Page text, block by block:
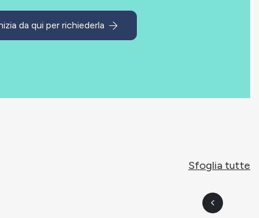
da qui per richiederla
Sfoglia tutte